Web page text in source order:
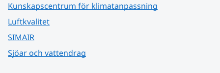
Kunskapscentrum för klimatanpassning
Luftkvalitet
SIMAIR
Sjöar och vattendrag